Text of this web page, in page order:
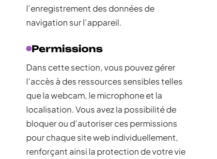
l’enregistrement des données de
navigation sur l’appareil.
Permissions
Dans cette section, vous pouvez gérer
l’accès à des ressources sensibles telles
que la webcam, le microphone et la
localisation. Vous avez la possibilité de
bloquer ou d’autoriser ces permissions
pour chaque site web individuellement,
renforçant ainsi la protection de votre vie